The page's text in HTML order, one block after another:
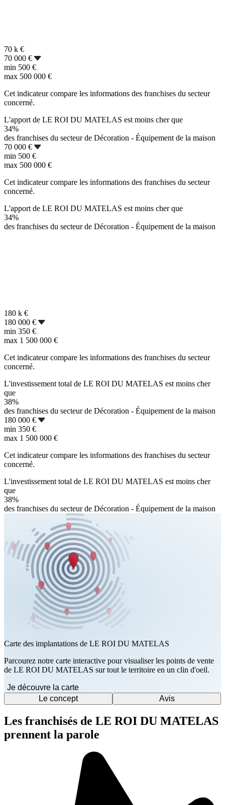
70 k €
70 000 €
min 500 €
max 500 000 €
Cet indicateur compare les informations des franchises du secteur
concerné.
L'apport de LE ROI DU MATELAS est moins cher que
34%
des franchises du secteur de Décoration - Équipement de la maison
70 000 €
min 500 €
max 500 000 €
Cet indicateur compare les informations des franchises du secteur
concerné.
L'apport de LE ROI DU MATELAS est moins cher que
34%
des franchises du secteur de Décoration - Équipement de la maison
180 k €
180 000 €
min 350 €
max 1 500 000 €
Cet indicateur compare les informations des franchises du secteur
concerné.
L'investissement total de LE ROI DU MATELAS est moins cher
que
38%
des franchises du secteur de Décoration - Équipement de la maison
180 000 €
min 350 €
max 1 500 000 €
Cet indicateur compare les informations des franchises du secteur
concerné.
L'investissement total de LE ROI DU MATELAS est moins cher
que
38%
des franchises du secteur de Décoration - Équipement de la maison
Carte des implantations de LE ROI DU MATELAS
Parcourez notre carte interactive pour visualiser les points de vente
de LE ROI DU MATELAS sur tout le territoire en un clin d'oeil.
Je découvre la carte
Le concept
Avis
Les franchisés de LE ROI DU MATELAS
prennent la parole